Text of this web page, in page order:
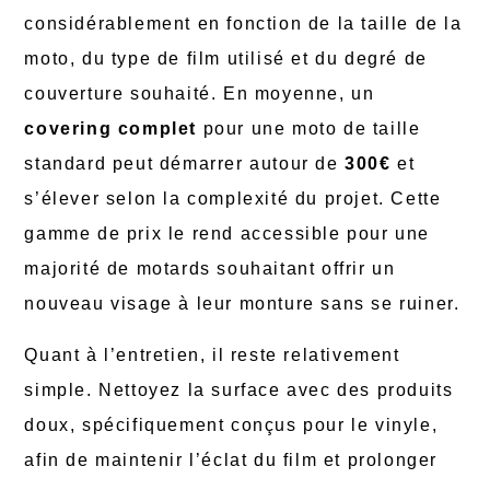
considérablement en fonction de la taille de la
moto, du type de film utilisé et du degré de
couverture souhaité. En moyenne, un
covering complet pour une moto de taille
standard peut démarrer autour de300€ et
s’élever selon la complexité du projet. Cette
gamme de prix le rend accessible pour une
majorité de motards souhaitant offrir un
nouveau visage à leur monture sans se ruiner.
Quant à l’entretien, il reste relativement
simple. Nettoyez la surface avec des produits
doux, spécifiquement conçus pour le vinyle,
afin de maintenir l’éclat du film et prolonger